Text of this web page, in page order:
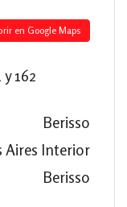
en Google Maps
y 162
Berisso
Aires Interior
Berisso